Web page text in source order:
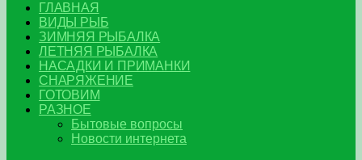
ГЛАВНАЯ
ВИДЫ РЫБ
ЗИМНЯЯ РЫБАЛКА
ЛЕТНЯЯ РЫБАЛКА
НАСАДКИ И ПРИМАНКИ
СНАРЯЖЕНИЕ
ГОТОВИМ
РАЗНОЕ
Бытовые вопросы
Новости интернета